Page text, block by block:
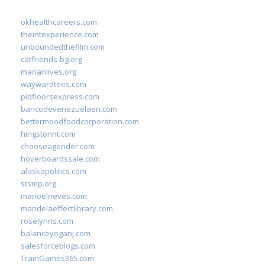
okhealthcareers.com
theintexperience.com
unboundedthefilm.com
catfriends-bg.org
marianlives.org
waywardtees.com
pidfloorsexpress.com
bancodevenezuelaen.com
bettermoodfoodcorporation.com
hingstonnt.com
chooseagender.com
hoverboardssale.com
alaskapolitics.com
stsmp.org
manoelneves.com
mandelaeffectlibrary.com
roselynns.com
balanceyoganj.com
salesforceblogs.com
TrainGames365.com